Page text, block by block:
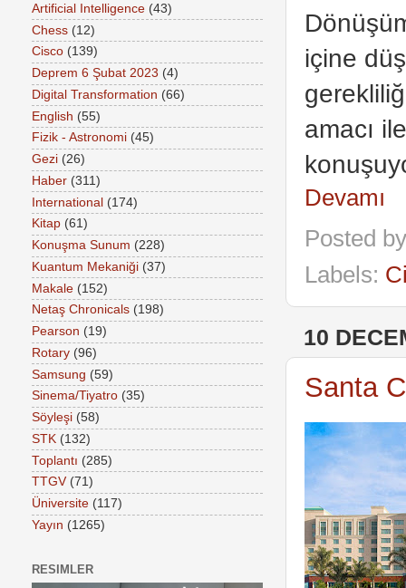
içine
amacı
Devamı
Posted
Labels:
10
Santa
Artificial Intelligence (43)
Chess (12)
Cisco (139)
Deprem 6 Şubat 2023 (4)
Digital Transformation (66)
English (55)
Fizik - Astronomi (45)
Gezi (26)
Haber (311)
International (174)
Kitap (61)
Konuşma Sunum (228)
Kuantum Mekaniği (37)
Makale (152)
Netaş Chronicals (198)
Pearson (19)
Rotary (96)
Samsung (59)
Sinema/Tiyatro (35)
Söyleşi (58)
STK (132)
Toplantı (285)
TTGV (71)
Üniversite (117)
Yayın (1265)
RESIMLER